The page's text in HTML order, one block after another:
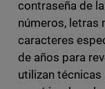
contraseña de
números, letras
caracteres
de años para
utilizan